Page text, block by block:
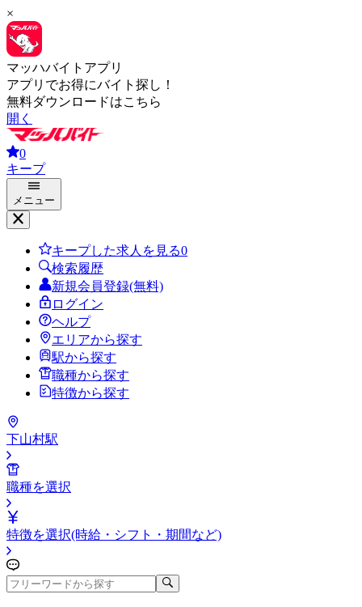
×
マッハバイトアプリ
アプリでお得にバイト探し！
無料ダウンロードはこちら
開く
0
キープ
メニュー
キープした求人を見る0
検索履歴
新規会員登録(無料)
ログイン
ヘルプ
エリアから探す
駅から探す
職種から探す
特徴から探す
下山村駅
職種を選択
特徴を選択(時給・シフト・期間など)